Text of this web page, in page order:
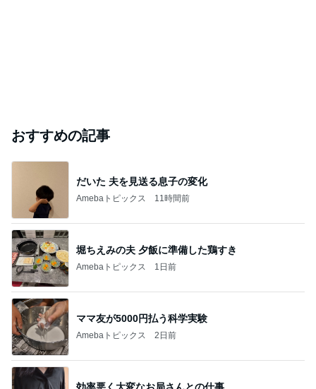
おすすめの記事
だいた 夫を見送る息子の変化
Amebaトピックス 11時間前
堀ちえみの夫 夕飯に準備した鶏すき
Amebaトピックス 1日前
ママ友が5000円払う科学実験
Amebaトピックス 2日前
効率悪く大変なお局さんとの仕事